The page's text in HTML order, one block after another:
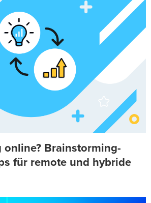
online? Brainstorming-
für remote und hybride